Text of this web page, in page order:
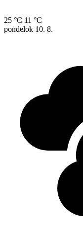
25 °C 11 °C
pondelok 10. 8.